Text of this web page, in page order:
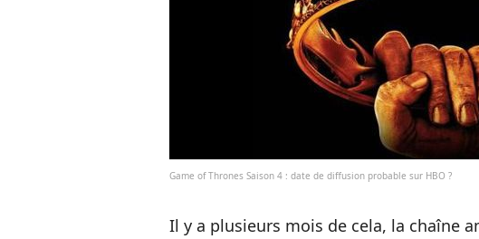
Game of Thrones Saison 4 : date de diffusion probable sur HBO ?
Il y a plusieurs mois de cela, la chaîne